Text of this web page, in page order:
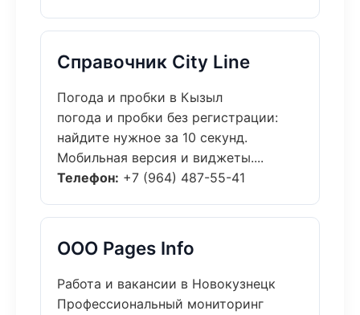
Справочник City Line
Погода и пробки в Кызыл
погода и пробки без регистрации:
найдите нужное за 10 секунд.
Мобильная версия и виджеты....
Телефон: +7 (964) 487-55-41
ООО Pages Info
Работа и вакансии в Новокузнецк
Профессиональный мониторинг